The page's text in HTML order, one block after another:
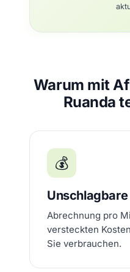
Warum mit
Ruanda
💰
Abrechnung pro
versteckten
Sie verbrauchen.